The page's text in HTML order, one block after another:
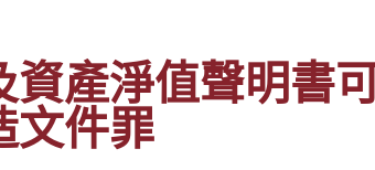
產淨值聲明書
文件罪